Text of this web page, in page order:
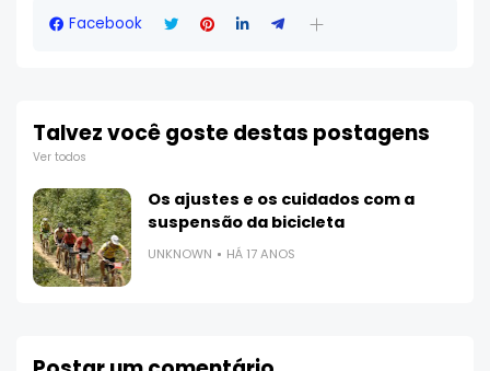
Facebook
Talvez você goste destas postagens
Ver todos
Os ajustes e os cuidados com a
suspensão da bicicleta
UNKNOWN HÁ 17 ANOS